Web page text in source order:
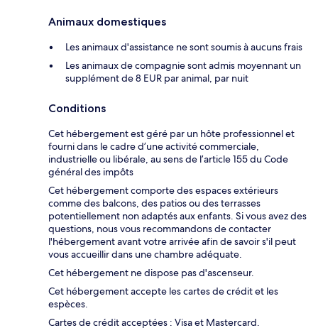
Animaux domestiques
Les animaux d'assistance ne sont soumis à aucuns frais
Les animaux de compagnie sont admis moyennant un
supplément de 8 EUR par animal, par nuit
Conditions
Cet hébergement est géré par un hôte professionnel et
fourni dans le cadre d’une activité commerciale,
industrielle ou libérale, au sens de l’article 155 du Code
général des impôts
Cet hébergement comporte des espaces extérieurs
comme des balcons, des patios ou des terrasses
potentiellement non adaptés aux enfants. Si vous avez des
questions, nous vous recommandons de contacter
l'hébergement avant votre arrivée afin de savoir s'il peut
vous accueillir dans une chambre adéquate.
Cet hébergement ne dispose pas d'ascenseur.
Cet hébergement accepte les cartes de crédit et les
espèces.
Cartes de crédit acceptées : Visa et Mastercard.